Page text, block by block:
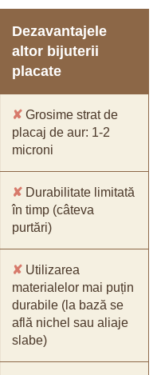
Dezavantajele
altor bijuterii
placate
✘ Grosime strat de
placaj de aur: 1-2
microni
✘ Durabilitate limitată
în timp (câteva
purtări)
✘ Utilizarea
materialelor mai puțin
durabile (la bază se
află nichel sau aliaje
slabe)